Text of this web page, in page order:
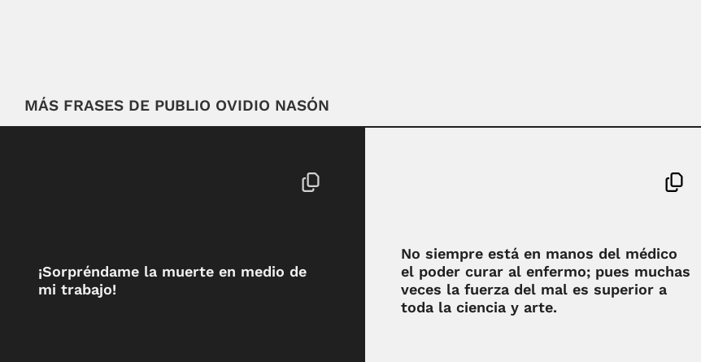
MÁS FRASES DE PUBLIO OVIDIO NASÓN
¡Sorpréndame la muerte en medio de
mi trabajo!
No siempre está en manos del médico
el poder curar al enfermo; pues muchas
veces la fuerza del mal es superior a
toda la ciencia y arte.